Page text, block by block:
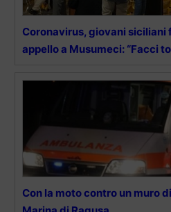
Coronavirus, giovani siciliani
appello a Musumeci: “Facci
Con la moto contro un muro